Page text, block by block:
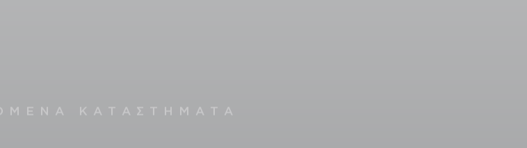
ΚΑΤΑΣΤΗΜΑΤΑ